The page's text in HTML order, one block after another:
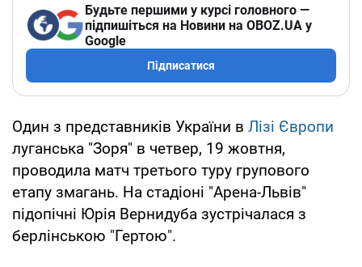
Будьте першими у курсі головного —
підпишіться на Новини на OBOZ.UA у
Google
Підписатися
Один з представників України в Лізі Європи
луганська "Зоря" в четвер, 19 жовтня,
проводила матч третього туру групового
етапу змагань. На стадіоні "Арена-Львів"
підопічні Юрія Вернидуба зустрічалася з
берлінською "Гертою".